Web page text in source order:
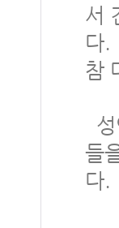
서
다.
참
들
다.